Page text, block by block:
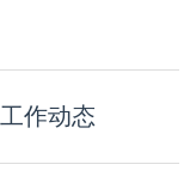
工作动态